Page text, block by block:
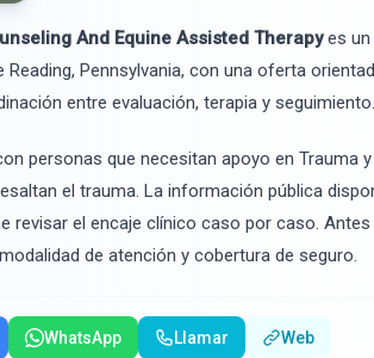
And Equine Assisted Therapyes un
Reading, Pennsylvania, con una oferta
entre evaluación, terapia y seguimiento.
personas que necesitan apoyo en Trauma
el trauma. La información pública
revisar el encaje clínico caso por caso.
de atención y cobertura de seguro.
WhatsApp Llamar Web